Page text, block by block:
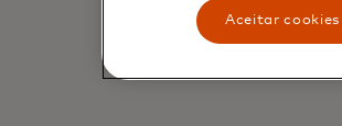
Aceitar cookies